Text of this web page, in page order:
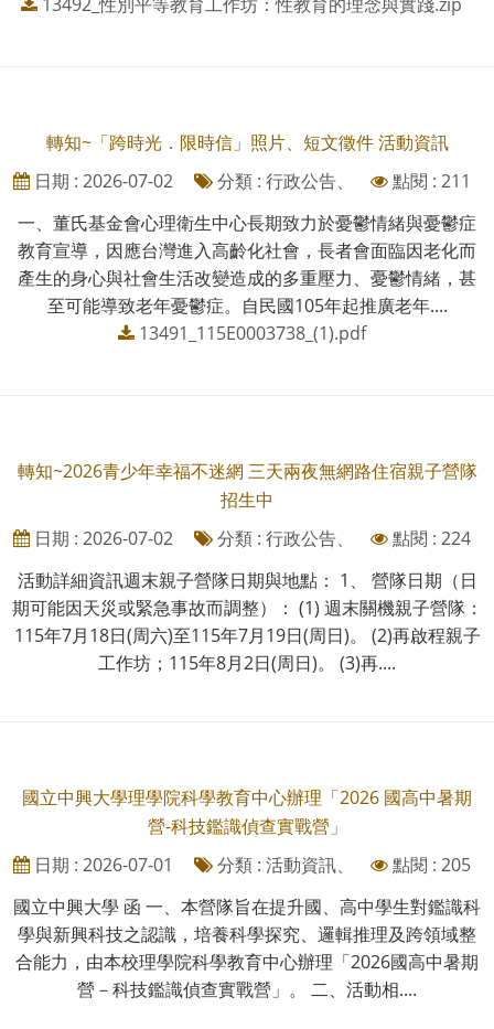
轉知~「跨時光．限時信」照片、短文徵件 活動資訊
日期 : 2026-07-02
分類 : 行政公告、
點閱 : 211
一、董氏基金會心理衛生中心長期致力於憂鬱情緒與憂鬱症
教育宣導，因應台灣進入高齡化社會，長者會面臨因老化而
產生的身心與社會生活改變造成的多重壓力、憂鬱情緒，甚
至可能導致老年憂鬱症。自民國105年起推廣老年....
13491_115E0003738_(1).pdf
轉知~2026青少年幸福不迷網 三天兩夜無網路住宿親子營隊
招生中
日期 : 2026-07-02
分類 : 行政公告、
點閱 : 224
活動詳細資訊週末親子營隊日期與地點： 1、 營隊日期（日
期可能因天災或緊急事故而調整）： (1) 週末關機親子營隊：
115年7月18日(周六)至115年7月19日(周日)。 (2)再啟程親子
工作坊；115年8月2日(周日)。 (3)再....
國立中興大學理學院科學教育中心辦理「2026 國高中暑期
營-科技鑑識偵查實戰營」
日期 : 2026-07-01
分類 : 活動資訊、
點閱 : 205
國立中興大學 函 一、本營隊旨在提升國、高中學生對鑑識科
學與新興科技之認識，培養科學探究、邏輯推理及跨領域整
合能力，由本校理學院科學教育中心辦理「2026國高中暑期
營－科技鑑識偵查實戰營」。 二、活動相....